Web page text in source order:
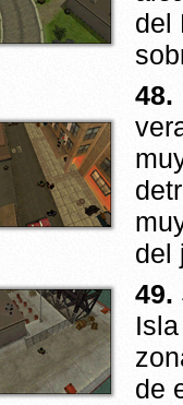
del
48.
del
49.
de